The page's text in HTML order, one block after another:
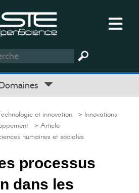
et innovation > Innovations
> Article
humaines et sociales
processus
dans les